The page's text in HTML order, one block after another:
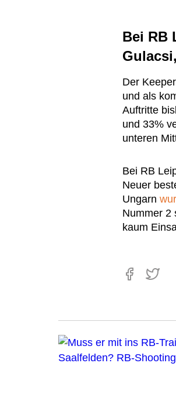
Bei RB
Der
und als
Auftritte
und 33%
unteren
Bei RB
Neuer
Ungarn
Nummer 2
kaum